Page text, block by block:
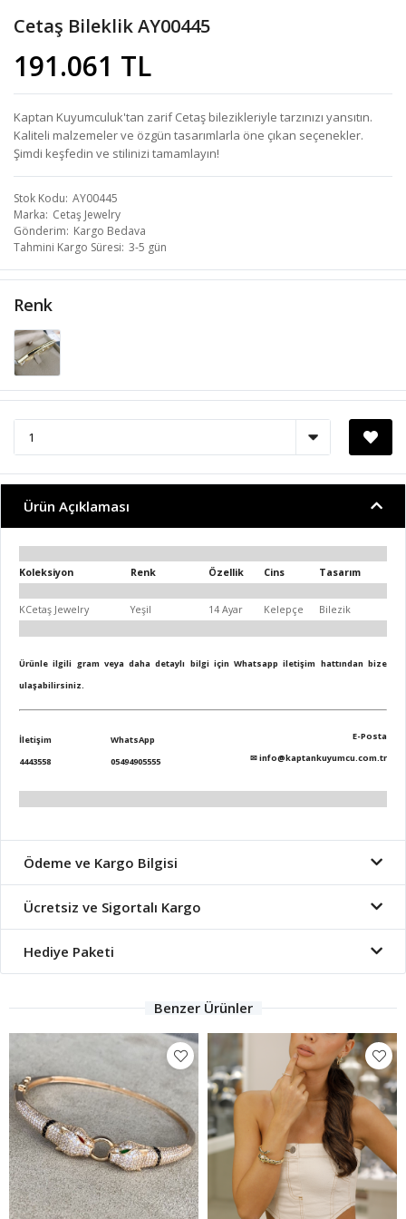
Cetaş Bileklik AY00445
191.061 TL
Kaptan Kuyumculuk'tan zarif Cetaş bilezikleriyle tarzınızı yansıtın.
Kaliteli malzemeler ve özgün tasarımlarla öne çıkan seçenekler.
Şimdi keşfedin ve stilinizi tamamlayın!
Stok Kodu AY00445
Marka Cetaş Jewelry
Gönderim Kargo Bedava
Tahmini Kargo Süresi 3-5 gün
Renk
Ürün Açıklaması
Koleksiyon Renk Özellik Cins Tasarım
KCetaş Jewelry Yeşil 14 Ayar Kelepçe Bilezik
Ürünle ilgili gram veya daha detaylı bilgi için Whatsapp iletişim hattından bize
ulaşabilirsiniz.
İletişim
4443558
WhatsApp
05494905555
E-Posta
✉info@kaptankuyumcu.com.tr
Ödeme ve Kargo Bilgisi
Ücretsiz ve Sigortalı Kargo
Hediye Paketi
Benzer Ürünler